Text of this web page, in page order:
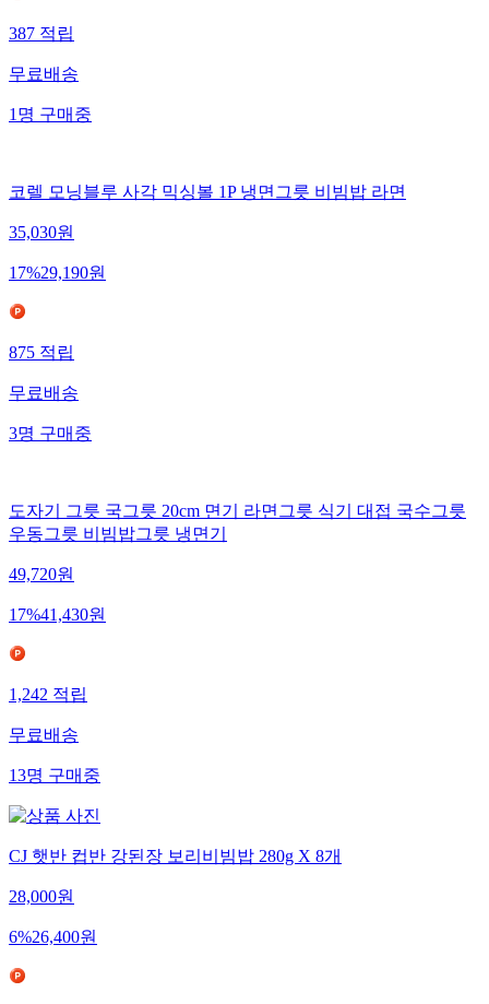
387적립
무료배송
1명구매중
코렐 모닝블루 사각 믹싱볼 1P 냉면그릇 비빔밥 라면
35,030원
17%29,190원
875적립
무료배송
3명구매중
도자기 그릇 국그릇 20cm 면기 라면그릇 식기 대접 국수그릇
우동그릇 비빔밥그릇 냉면기
49,720원
17%41,430원
1,242적립
무료배송
13명구매중
CJ 햇반 컵반 강된장 보리비빔밥 280g X 8개
28,000원
6%26,400원